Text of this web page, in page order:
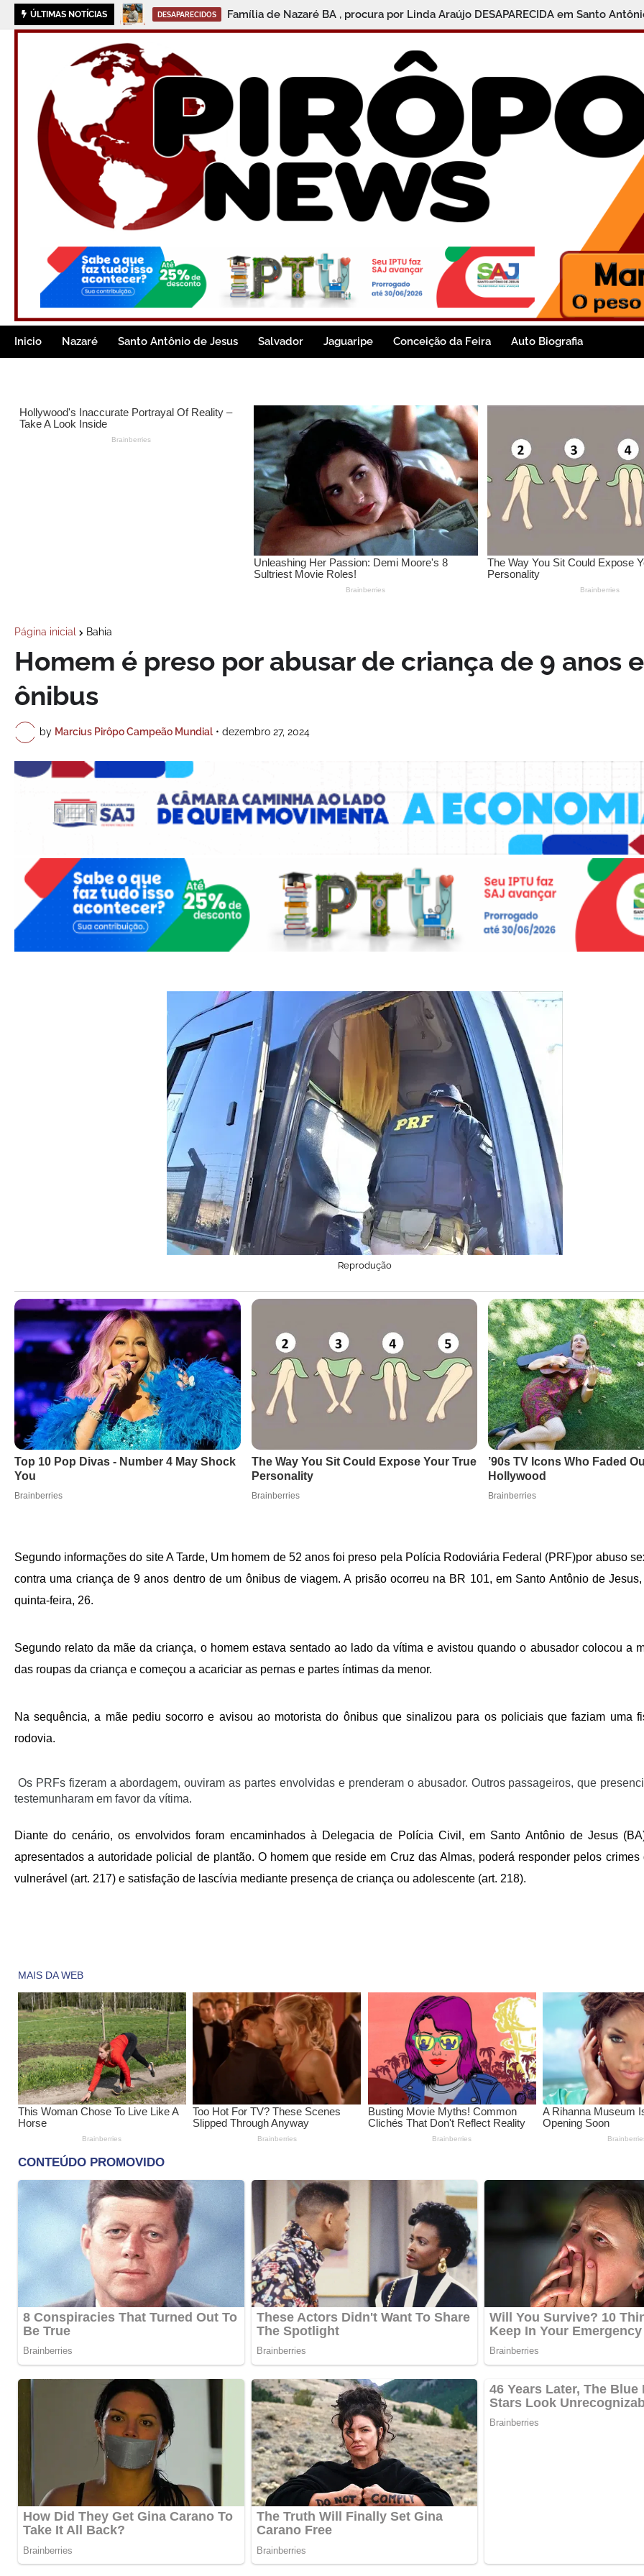
ÚLTIMAS NOTÍCIAS DESAPARECIDOS Família de Nazaré BA , procura por Linda Araújo DESAPARECIDA em Santo
Inicio Nazaré Santo Antônio de Jesus Salvador Jaguaripe Conceição da Feira Auto Biografia
Página inicial Bahia
Homem é preso por abusar de criança de 9 anos
ônibus
by Marcius Pirôpo Campeão Mundial • dezembro 27, 2024
Reprodução
Segundo informações do site A Tarde, Um homem de 52 anos foi preso pela Polícia Rodoviária Federal (PRF)por abuso
contra uma criança de 9 anos dentro de um ônibus de viagem. A prisão ocorreu na BR 101, em Santo Antônio de
quinta-feira, 26.
Segundo relato da mãe da criança, o homem estava sentado ao lado da vítima e avistou quando o abusador colocou a
das roupas da criança e começou a acariciar as pernas e partes íntimas da menor.
Na sequência, a mãe pediu socorro e avisou ao motorista do ônibus que sinalizou para os policiais que faziam uma
rodovia.
Os PRFs fizeram a abordagem, ouviram as partes envolvidas e prenderam o abusador. Outros passageiros, que
testemunharam em favor da vítima.
Diante do cenário, os envolvidos foram encaminhados à Delegacia de Polícia Civil, em Santo Antônio de Jesus
apresentados a autoridade policial de plantão. O homem que reside em Cruz das Almas, poderá responder pelos crimes
vulnerável (art. 217) e satisfação de lascívia mediante presença de criança ou adolescente (art. 218).